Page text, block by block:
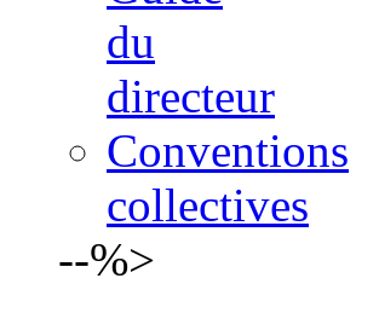
du
directeur
Conventions
collectives
--%>